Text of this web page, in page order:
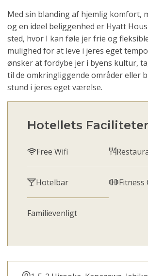
Med sin blanding af hjemlig komfort,
og en ideel beliggenhed er Hyatt
sted, hvor I kan føle jer frie og
mulighed for at leve i jeres eget
ønsker at fordybe jer i byens kultur,
til de omkringliggende områder eller
stund i jeres eget værelse.
Hotellets Faciliteter
Free Wifi
Hotelbar Fitness
Familievenligt